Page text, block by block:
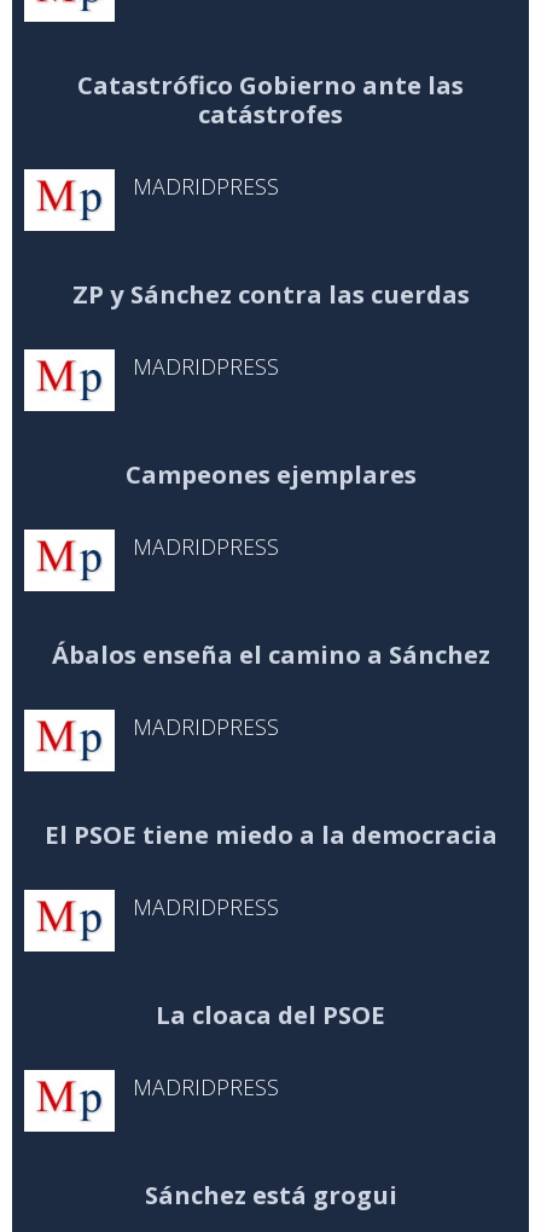
Catastrófico Gobierno ante las
catástrofes
MADRIDPRESS
ZP y Sánchez contra las cuerdas
MADRIDPRESS
Campeones ejemplares
MADRIDPRESS
Ábalos enseña el camino a Sánchez
MADRIDPRESS
El PSOE tiene miedo a la democracia
MADRIDPRESS
La cloaca del PSOE
MADRIDPRESS
Sánchez está grogui